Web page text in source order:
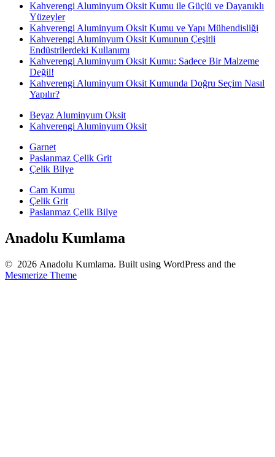
Kahverengi Aluminyum Oksit Kumu ile Güçlü ve Dayanıklı
Yüzeyler
Kahverengi Aluminyum Oksit Kumu ve Yapı Mühendisliği
Kahverengi Aluminyum Oksit Kumunun Çeşitli
Endüstrilerdeki Kullanımı
Kahverengi Aluminyum Oksit Kumu: Sadece Bir Malzeme
Değil!
Kahverengi Aluminyum Oksit Kumunda Doğru Seçim Nasıl
Yapılır?
Beyaz Aluminyum Oksit
Kahverengi Aluminyum Oksit
Garnet
Paslanmaz Çelik Grit
Çelik Bilye
Cam Kumu
Çelik Grit
Paslanmaz Çelik Bilye
Anadolu Kumlama
© 2026 Anadolu Kumlama. Built using WordPress and the
Mesmerize Theme